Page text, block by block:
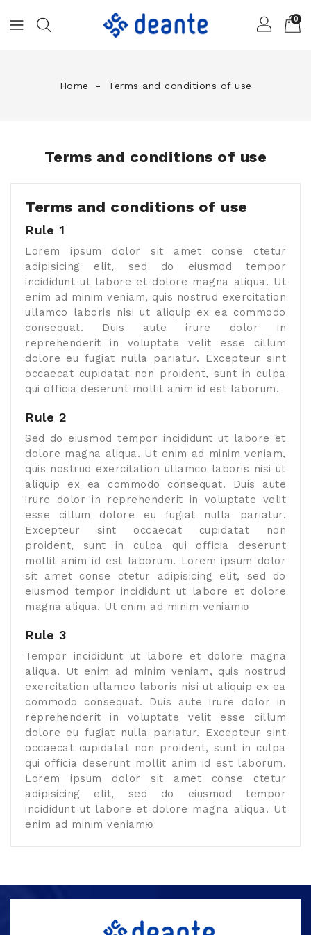
0
Home Terms and conditions of use
Terms and conditions of use
Terms and conditions of use
Rule 1
Lorem ipsum dolor sit amet conse ctetur
adipisicing elit, sed do eiusmod tempor
incididunt ut labore et dolore magna aliqua. Ut
enim ad minim veniam, quis nostrud exercitation
ullamco laboris nisi ut aliquip ex ea commodo
consequat. Duis aute irure dolor in
reprehenderit in voluptate velit esse cillum
dolore eu fugiat nulla pariatur. Excepteur sint
occaecat cupidatat non proident, sunt in culpa
qui officia deserunt mollit anim id est laborum.
Rule 2
Sed do eiusmod tempor incididunt ut labore et
dolore magna aliqua. Ut enim ad minim veniam,
quis nostrud exercitation ullamco laboris nisi ut
aliquip ex ea commodo consequat. Duis aute
irure dolor in reprehenderit in voluptate velit
esse cillum dolore eu fugiat nulla pariatur.
Excepteur sint occaecat cupidatat non
proident, sunt in culpa qui officia deserunt
mollit anim id est laborum. Lorem ipsum dolor
sit amet conse ctetur adipisicing elit, sed do
eiusmod tempor incididunt ut labore et dolore
magna aliqua. Ut enim ad minim veniamю
Rule 3
Tempor incididunt ut labore et dolore magna
aliqua. Ut enim ad minim veniam, quis nostrud
exercitation ullamco laboris nisi ut aliquip ex ea
commodo consequat. Duis aute irure dolor in
reprehenderit in voluptate velit esse cillum
dolore eu fugiat nulla pariatur. Excepteur sint
occaecat cupidatat non proident, sunt in culpa
qui officia deserunt mollit anim id est laborum.
Lorem ipsum dolor sit amet conse ctetur
adipisicing elit, sed do eiusmod tempor
incididunt ut labore et dolore magna aliqua. Ut
enim ad minim veniamю